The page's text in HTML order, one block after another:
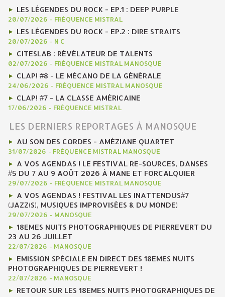
LES LÉGENDES DU ROCK - EP.1 : DEEP PURPLE
20/07/2026 - FRÉQUENCE MISTRAL
LES LÉGENDES DU ROCK - EP.2 : DIRE STRAITS
20/07/2026 - N C
CITESLAB : RÉVÉLATEUR DE TALENTS
02/07/2026 - FRÉQUENCE MISTRAL MANOSQUE
CLAP! #8 - LE MÉCANO DE LA GÉNÉRALE
24/06/2026 - FRÉQUENCE MISTRAL MANOSQUE
CLAP! #7 - LA CLASSE AMÉRICAINE
17/06/2026 - FRÉQUENCE MISTRAL
LES DERNIERS REPORTAGES À MANOSQUE
AU SON DES CORDES - AMÉZIANE QUARTET
31/07/2026 - FRÉQUENCE MISTRAL MANOSQUE
A VOS AGENDAS ! LE FESTIVAL RE-SOURCES, DANSES
#5 DU 7 AU 9 AOÛT 2026 À MANE ET FORCALQUIER
29/07/2026 - FRÉQUENCE MISTRAL MANOSQUE
A VOS AGENDAS ! FESTIVAL LES INATTENDUS#7
(JAZZ(S), MUSIQUES IMPROVISÉES & DU MONDE)
29/07/2026 - MANOSQUE
18EMES NUITS PHOTOGRAPHIQUES DE PIERREVERT DU
23 AU 26 JUILLET
22/07/2026 - MANOSQUE
EMISSION SPÉCIALE EN DIRECT DES 18EMES NUITS
PHOTOGRAPHIQUES DE PIERREVERT !
22/07/2026 - MANOSQUE
RETOUR SUR LES 18EMES NUITS PHOTOGRAPHIQUES DE